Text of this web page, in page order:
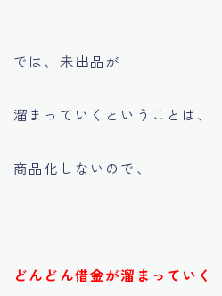
では、未出品が
溜まっていくということは、
商品化しないので、
どんどん借金が溜まっていく